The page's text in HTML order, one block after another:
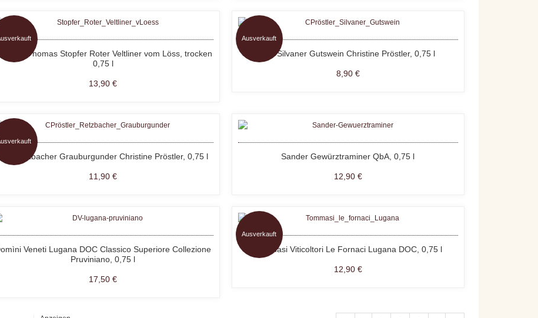
Thomas Stopfer Roter Veltliner vom Löss, trocken
0,75 l
13,90 €
Ausverkauft
6+1 Silvaner Gutswein Christine Pröstler, 0,75 l
8,90 €
Retzbacher Grauburgunder Christine Pröstler, 0,75 l
11,90 €
Sander Gewürztraminer QbA, 0,75 l
12,90 €
Veneti Lugana DOC Classico Superiore Collezione
Pruviniano, 0,75 l
17,50 €
Ausverkauft
Tommasi Viticoltori Le Fornaci Lugana DOC, 0,75 l
12,90 €